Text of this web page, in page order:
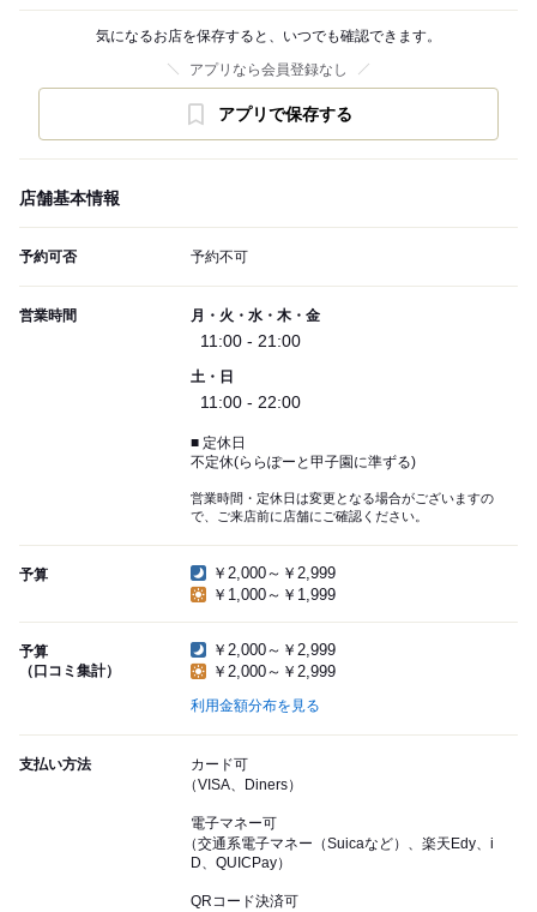
気になるお店を保存すると、いつでも確認できます。
アプリなら会員登録なし
アプリで保存する
店舗基本情報
予約可否 予約不可
営業時間 月・火・水・木・金
11:00 - 21:00
土・日
11:00 - 22:00
■ 定休日
不定休(ららぽーと甲子園に準ずる)
営業時間・定休日は変更となる場合がございますの
で、ご来店前に店舗にご確認ください。
予算
￥2,000～￥2,999
￥1,000～￥1,999
予算
（口コミ集計）
￥2,000～￥2,999
￥2,000～￥2,999
利用金額分布を見る
支払い方法
カード可
（VISA、Diners）
電子マネー可
（交通系電子マネー（Suicaなど）、楽天Edy、i
D、QUICPay）
QRコード決済可